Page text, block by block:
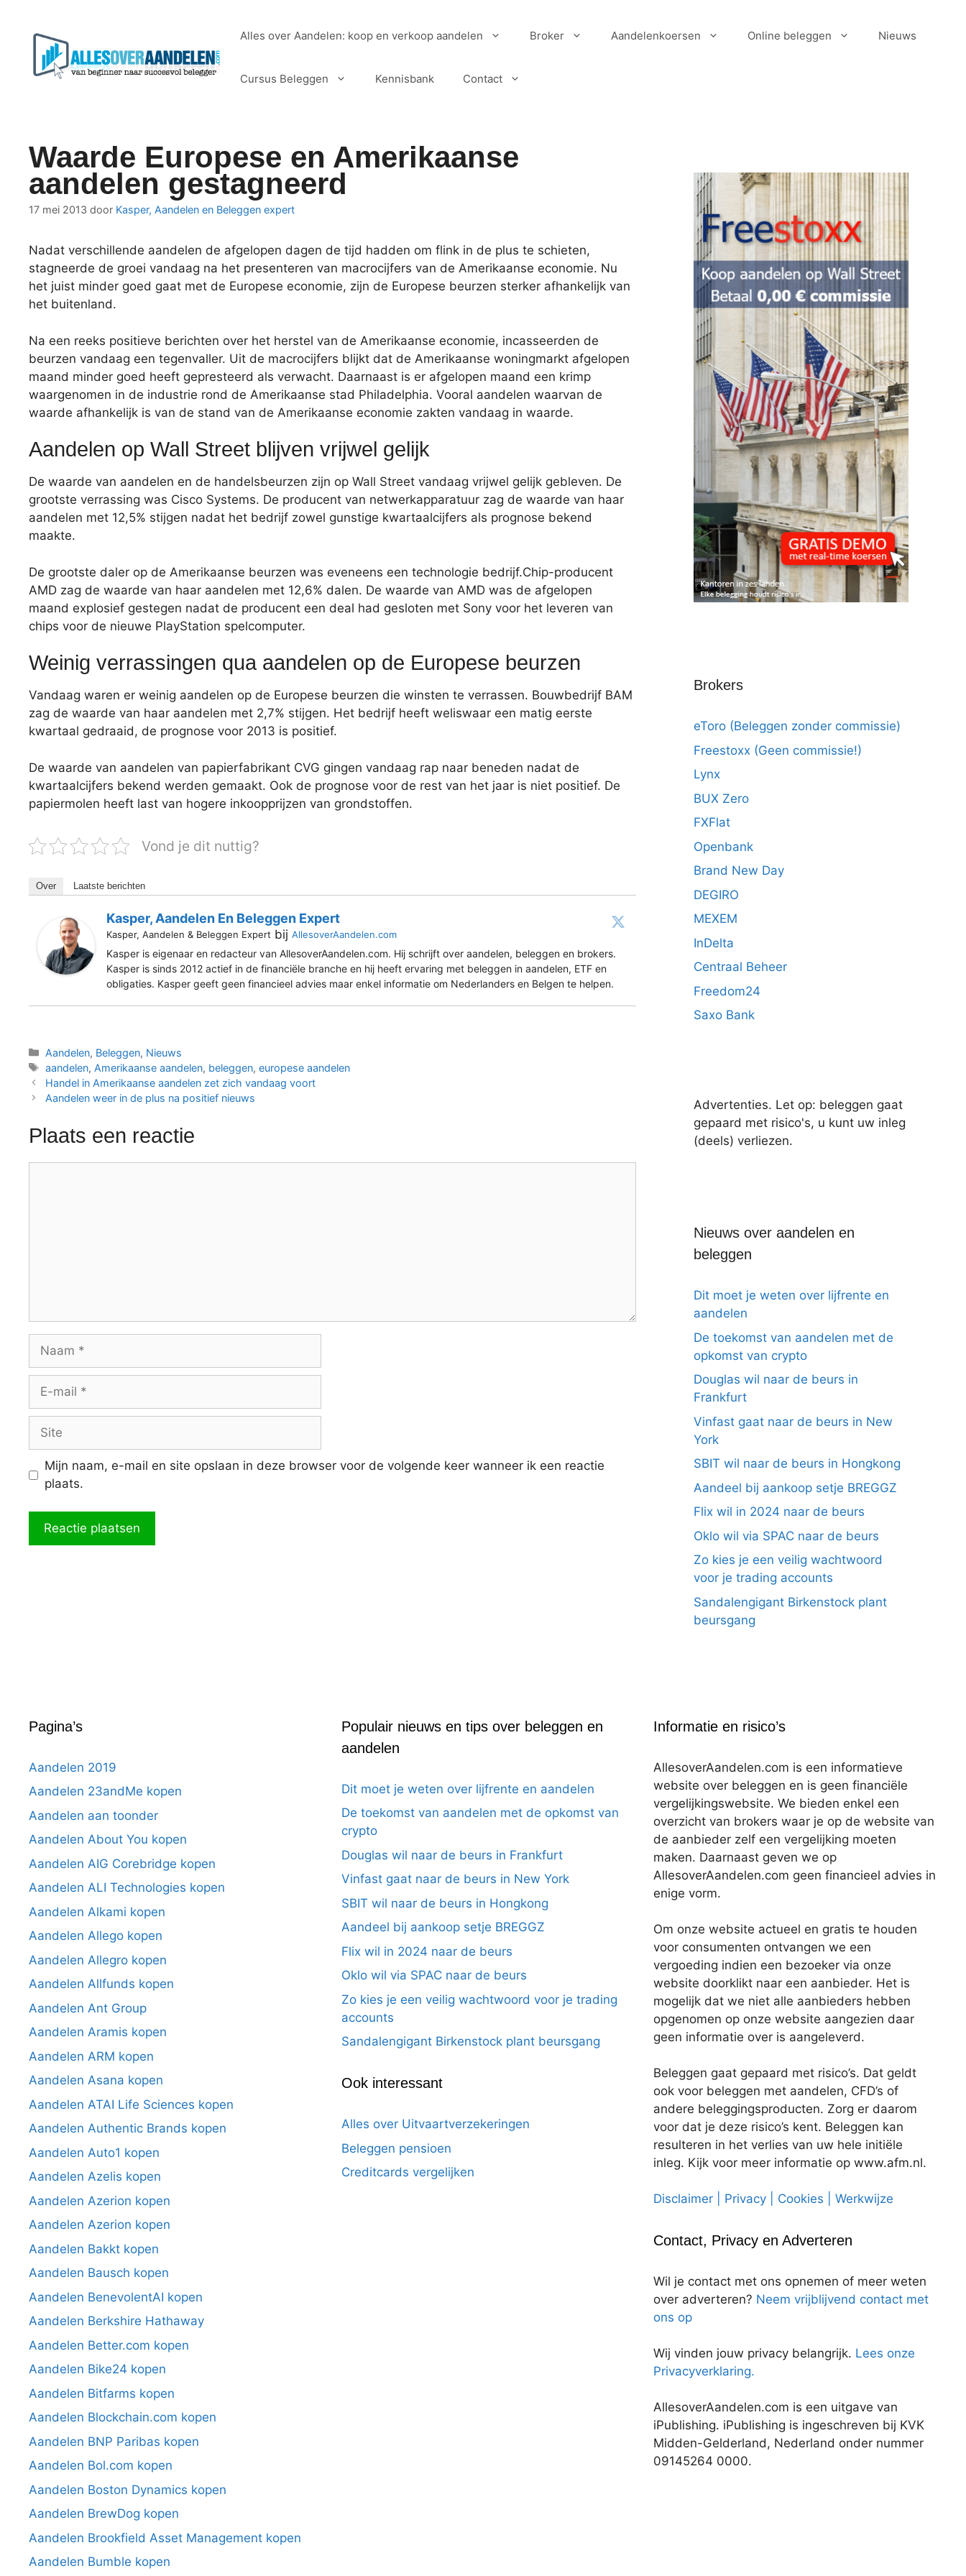
Alles over Aandelen: koop en verkoop aandelen Broker Aandelenkoersen Online beleggen Nieuws
Cursus Beleggen Kennisbank Contact
Waarde Europese en Amerikaanse
aandelen gestagneerd
17 mei 2013 door Kasper, Aandelen en Beleggen expert
Nadat verschillende aandelen de afgelopen dagen de tijd hadden om flink in de plus te schieten,
stagneerde de groei vandaag na het presenteren van macrocijfers van de Amerikaanse economie. Nu
het juist minder goed gaat met de Europese economie, zijn de Europese beurzen sterker afhankelijk van
het buitenland.
Na een reeks positieve berichten over het herstel van de Amerikaanse economie, incasseerden de
beurzen vandaag een tegenvaller. Uit de macrocijfers blijkt dat de Amerikaanse woningmarkt afgelopen
maand minder goed heeft gepresteerd als verwacht. Daarnaast is er afgelopen maand een krimp
waargenomen in de industrie rond de Amerikaanse stad Philadelphia. Vooral aandelen waarvan de
waarde afhankelijk is van de stand van de Amerikaanse economie zakten vandaag in waarde.
Aandelen op Wall Street blijven vrijwel gelijk
De waarde van aandelen en de handelsbeurzen zijn op Wall Street vandaag vrijwel gelijk gebleven. De
grootste verrassing was Cisco Systems. De producent van netwerkapparatuur zag de waarde van haar
aandelen met 12,5% stijgen nadat het bedrijf zowel gunstige kwartaalcijfers als prognose bekend
maakte.
De grootste daler op de Amerikaanse beurzen was eveneens een technologie bedrijf.Chip-producent
AMD zag de waarde van haar aandelen met 12,6% dalen. De waarde van AMD was de afgelopen
maand explosief gestegen nadat de producent een deal had gesloten met Sony voor het leveren van
chips voor de nieuwe PlayStation spelcomputer.
Weinig verrassingen qua aandelen op de Europese beurzen
Vandaag waren er weinig aandelen op de Europese beurzen die winsten te verrassen. Bouwbedrijf BAM
zag de waarde van haar aandelen met 2,7% stijgen. Het bedrijf heeft weliswaar een matig eerste
kwartaal gedraaid, de prognose voor 2013 is positief.
De waarde van aandelen van papierfabrikant CVG gingen vandaag rap naar beneden nadat de
kwartaalcijfers bekend werden gemaakt. Ook de prognose voor de rest van het jaar is niet positief. De
papiermolen heeft last van hogere inkoopprijzen van grondstoffen.
Vond je dit nuttig?
Over Laatste berichten
Kasper, Aandelen En Beleggen Expert
Kasper, Aandelen & Beleggen Expert bij AllesoverAandelen.com
Kasper is eigenaar en redacteur van AllesoverAandelen.com. Hij schrijft over aandelen, beleggen en brokers.
Kasper is sinds 2012 actief in de financiële branche en hij heeft ervaring met beleggen in aandelen, ETF en
obligaties. Kasper geeft geen financieel advies maar enkel informatie om Nederlanders en Belgen te helpen.
Categorieën
Aandelen, Beleggen, Nieuws
Tags
aandelen, Amerikaanse aandelen, beleggen,europese aandelen
Handel in Amerikaanse aandelen zet zich vandaag voort
Aandelen weer in de plus na positief nieuws
Plaats een reactie
Naam
Site
Mijn naam, e-mail en site opslaan in deze browser voor de volgende keer wanneer ik een reactie
plaats.
Brokers
eToro (Beleggen zonder commissie)
Freestoxx (Geen commissie!)
Lynx
BUX Zero
FXFlat
Openbank
Brand New Day
DEGIRO
MEXEM
InDelta
Centraal Beheer
Freedom24
Saxo Bank
Advertenties. Let op: beleggen gaat
gepaard met risico's, u kunt uw inleg
(deels) verliezen.
Nieuws over aandelen en
beleggen
Dit moet je weten over lijfrente en
aandelen
De toekomst van aandelen met de
opkomst van crypto
Douglas wil naar de beurs in
Frankfurt
Vinfast gaat naar de beurs in New
York
SBIT wil naar de beurs in Hongkong
Aandeel bij aankoop setje BREGGZ
Flix wil in 2024 naar de beurs
Oklo wil via SPAC naar de beurs
Zo kies je een veilig wachtwoord
voor je trading accounts
Sandalengigant Birkenstock plant
beursgang
Pagina’s
Aandelen 2019
Aandelen 23andMe kopen
Aandelen aan toonder
Aandelen About You kopen
Aandelen AIG Corebridge kopen
Aandelen ALI Technologies kopen
Aandelen Alkami kopen
Aandelen Allego kopen
Aandelen Allegro kopen
Aandelen Allfunds kopen
Aandelen Ant Group
Aandelen Aramis kopen
Aandelen ARM kopen
Aandelen Asana kopen
Aandelen ATAI Life Sciences kopen
Aandelen Authentic Brands kopen
Aandelen Auto1 kopen
Aandelen Azelis kopen
Aandelen Azerion kopen
Aandelen Azerion kopen
Aandelen Bakkt kopen
Aandelen Bausch kopen
Aandelen BenevolentAI kopen
Aandelen Berkshire Hathaway
Aandelen Better.com kopen
Aandelen Bike24 kopen
Aandelen Bitfarms kopen
Aandelen Blockchain.com kopen
Aandelen BNP Paribas kopen
Aandelen Bol.com kopen
Aandelen Boston Dynamics kopen
Aandelen BrewDog kopen
Aandelen Brookfield Asset Management kopen
Aandelen Bumble kopen
Populair nieuws en tips over beleggen en
aandelen
Dit moet je weten over lijfrente en aandelen
De toekomst van aandelen met de opkomst van
crypto
Douglas wil naar de beurs in Frankfurt
Vinfast gaat naar de beurs in New York
SBIT wil naar de beurs in Hongkong
Aandeel bij aankoop setje BREGGZ
Flix wil in 2024 naar de beurs
Oklo wil via SPAC naar de beurs
Zo kies je een veilig wachtwoord voor je trading
accounts
Sandalengigant Birkenstock plant beursgang
Ook interessant
Alles over Uitvaartverzekeringen
Beleggen pensioen
Creditcards vergelijken
Informatie en risico’s
AllesoverAandelen.com is een informatieve
website over beleggen en is geen financiële
vergelijkingswebsite. We bieden enkel een
overzicht van brokers waar je op de website van
de aanbieder zelf een vergelijking moeten
maken. Daarnaast geven we op
AllesoverAandelen.com geen financieel advies in
enige vorm.
Om onze website actueel en gratis te houden
voor consumenten ontvangen we een
vergoeding indien een bezoeker via onze
website doorklikt naar een aanbieder. Het is
mogelijk dat we niet alle aanbieders hebben
opgenomen op onze website aangezien daar
geen informatie over is aangeleverd.
Beleggen gaat gepaard met risico’s. Dat geldt
ook voor beleggen met aandelen, CFD’s of
andere beleggingsproducten. Zorg er daarom
voor dat je deze risico’s kent. Beleggen kan
resulteren in het verlies van uw hele initiële
inleg. Kijk voor meer informatie op www.afm.nl.
Disclaimer | Privacy | Cookies | Werkwijze
Contact, Privacy en Adverteren
Wil je contact met ons opnemen of meer weten
over adverteren? Neem vrijblijvend contact met
ons op
Wij vinden jouw privacy belangrijk. Lees onze
Privacyverklaring.
AllesoverAandelen.com is een uitgave van
iPublishing. iPublishing is ingeschreven bij KVK
Midden-Gelderland, Nederland onder nummer
09145264 0000.